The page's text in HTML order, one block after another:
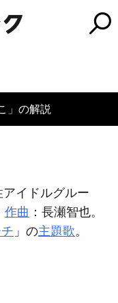
」の解説
イドルグルー
作曲 ：長瀬智也。
」の主題歌。